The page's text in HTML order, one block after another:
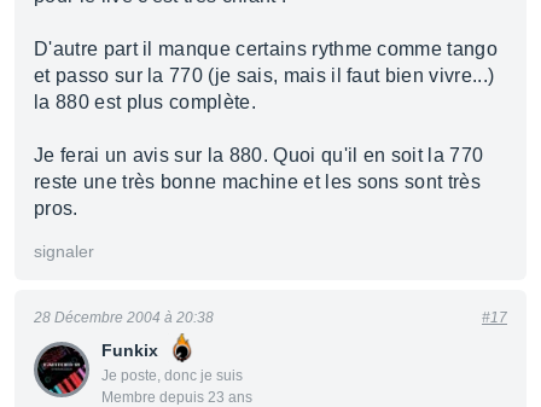
D'autre part il manque certains rythme comme tango
et passo sur la 770 (je sais, mais il faut bien vivre...)
la 880 est plus complète.
Je ferai un avis sur la 880. Quoi qu'il en soit la 770
reste une très bonne machine et les sons sont très
pros.
signaler
Funkix
Je poste, donc je suis
Membre depuis 23 ans
28 Décembre 2004 à 20:38 #17